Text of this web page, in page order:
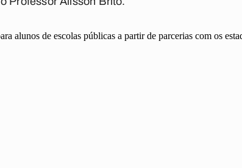
alunos de escolas públicas a partir de parcerias com os